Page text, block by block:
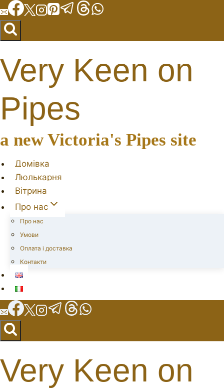
Перейти
до
вмісту
Very Keen on
Pipes
a new Victoria's Pipes site
Домівка
Люлькарня
Вітрина
Про нас
Про нас
Умови
Оплата і доставка
Контакти
Very Keen on